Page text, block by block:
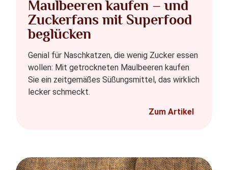
Maulbeeren kaufen – und
Zuckerfans mit Superfood
beglücken
Genial für Naschkatzen, die wenig Zucker essen
wollen: Mit getrockneten Maulbeeren kaufen
Sie ein zeitgemäßes Süßungsmittel, das wirklich
lecker schmeckt.
Zum Artikel